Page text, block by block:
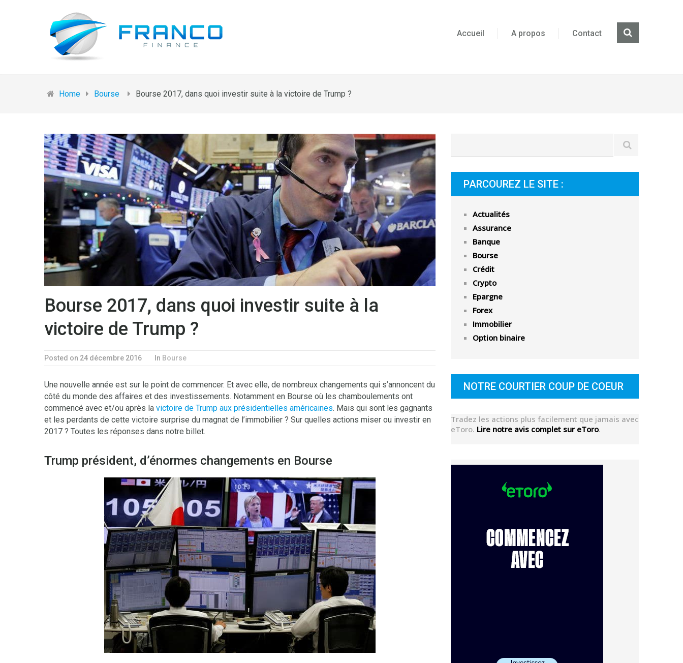
Accueil A propos Contact
Home Bourse Bourse 2017, dans quoi investir suite à la victoire de Trump ?
Bourse 2017, dans quoi investir suite à la
victoire de Trump ?
Posted on 24 décembre 2016 In Bourse
Une nouvelle année est sur le point de commencer. Et avec elle, de nombreux changements qui s’annoncent du
côté du monde des affaires et des investissements. Notamment en Bourse où les chamboulements ont
commencé avec et/ou après la victoire de Trump aux présidentielles américaines. Mais qui sont les gagnants
et les perdants de cette victoire surprise du magnat de l’immobilier ? Sur quelles actions miser ou investir en
2017 ? Toutes les réponses dans notre billet.
Trump président, d’énormes changements en Bourse
PARCOUREZ LE SITE :
Actualités
Assurance
Banque
Bourse
Crédit
Crypto
Epargne
Forex
Immobilier
Option binaire
NOTRE COURTIER COUP DE COEUR
Tradez les actions plus facilement que jamais avec
eToro. Lire notre avis complet sur eToro.